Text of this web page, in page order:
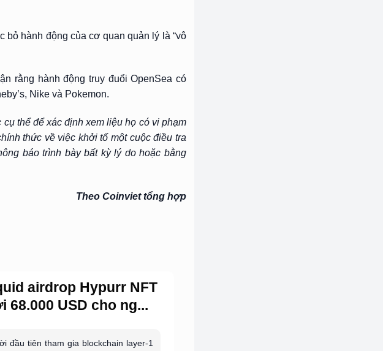
bỏ hành động của cơ quan quản lý là “vô
rằng hành động truy đuổi OpenSea có
Nike và Pokemon.
thể để xác định xem liệu họ có vi phạm
thức về việc khởi tố một cuộc điều tra
báo trình bày bất kỳ lý do hoặc bằng
Theo Coinviet tổng hợp
airdrop Hypurr NFT
68.000 USD cho ng...
đầu tiên tham gia blockchain layer-1